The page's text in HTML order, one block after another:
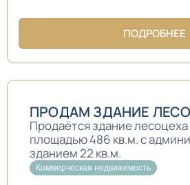
ПОДРОБНЕЕ
ПРОДАМ ЗДАНИЕ
Продаётся здание лесоцеха
площадью 486 кв.м. с
зданием 22 кв.м.
Коммерческая недвижимость